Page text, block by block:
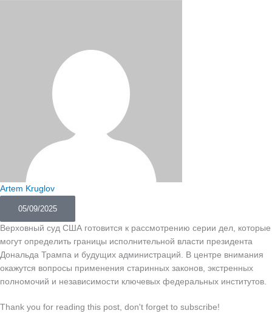
Artem Kruglov
05/09/2025
Верховный суд США готовится к рассмотрению серии дел, которые
могут определить границы исполнительной власти президента
Дональда Трампа и будущих администраций. В центре внимания
окажутся вопросы применения старинных законов, экстренных
полномочий и независимости ключевых федеральных институтов.
Thank you for reading this post, don't forget to subscribe!